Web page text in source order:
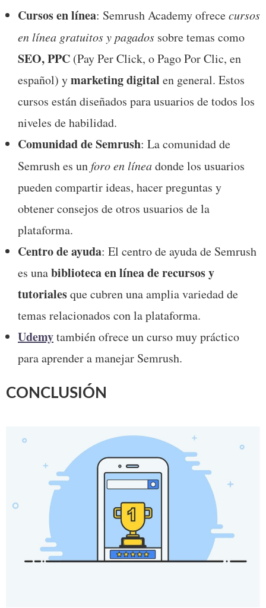
Cursos en línea: Semrush Academy ofrece cursos
en línea gratuitos y pagados
SEO, PPC (Pay Per Click, o Pago Por Clic, en
español) y marketing digital en general. Estos
cursos están diseñados para usuarios de todos los
niveles de habilidad.
Comunidad de Semrush: La comunidad de
Semrush es un foro en línea donde los usuarios
pueden compartir ideas, hacer preguntas y
obtener consejos de otros usuarios de la
plataforma.
Centro de ayuda: El centro de ayuda de Semrush
es una biblioteca en línea de recursos y
tutoriales que cubren una amplia variedad de
temas relacionados con la plataforma.
Udemy también ofrece un curso muy práctico
para aprender a manejar Semrush.
CONCLUSIÓN